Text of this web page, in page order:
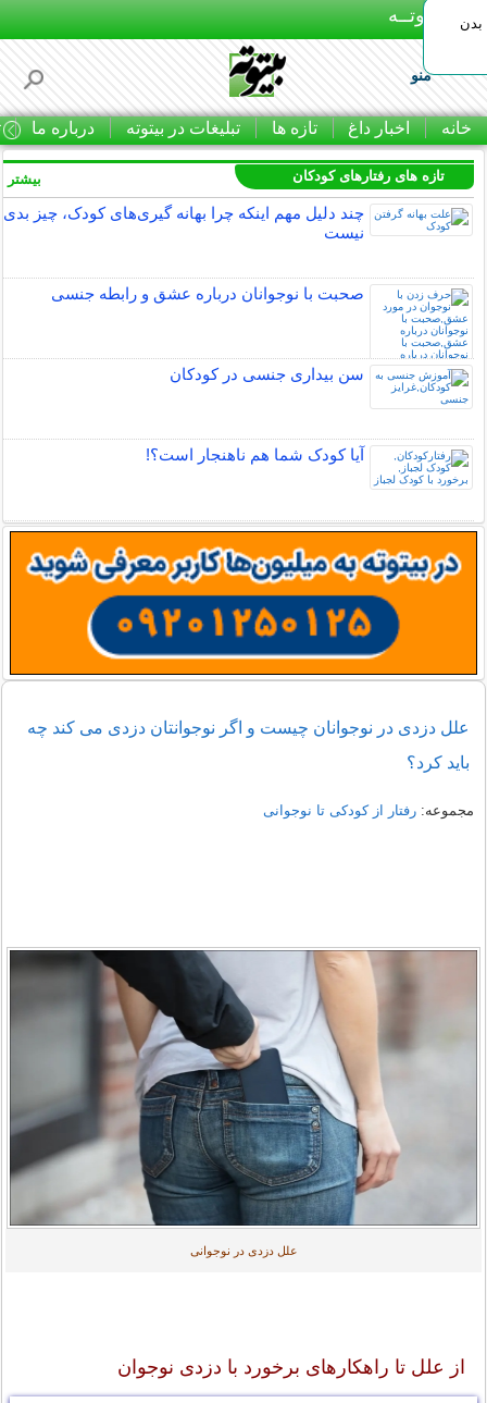
بـیتوتــه
منو
خانه اخبار داغ تازه ها تبلیغات در بیتوته درباره ما
تازه های رفتارهای کودکان
چند دلیل مهم اینکه چرا بهانه گیری‌های کودک، چیز بدی
نیست
صحبت با نوجوانان درباره عشق و رابطه جنسی
سن بیداری جنسی در کودکان
آیا کودک شما هم ناهنجار است؟!
بیشتر
علل دزدی در نوجوانان چیست و اگر نوجوانتان دزدی می کند چه
باید کرد؟
مجموعه:رفتار از کودکی تا نوجوانی
علل دزدی در نوجوانی
از علل تا راهکارهای برخورد با دزدی نوجوان